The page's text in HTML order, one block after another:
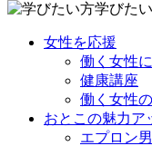
学びた
女性を応援
働く女性
健康講座
働く女性
おとこの魅力ア
エプロン